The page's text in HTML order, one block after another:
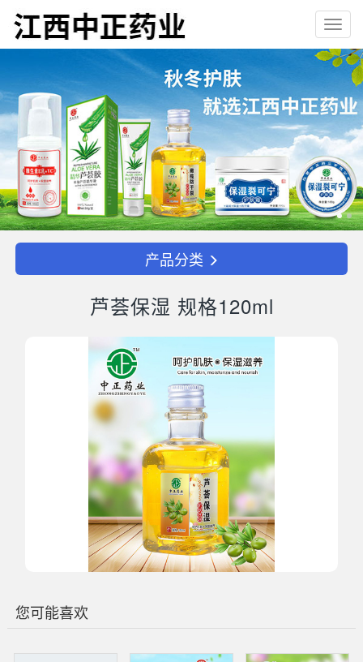
产品分类
芦荟保湿 规格120ml
您可能喜欢